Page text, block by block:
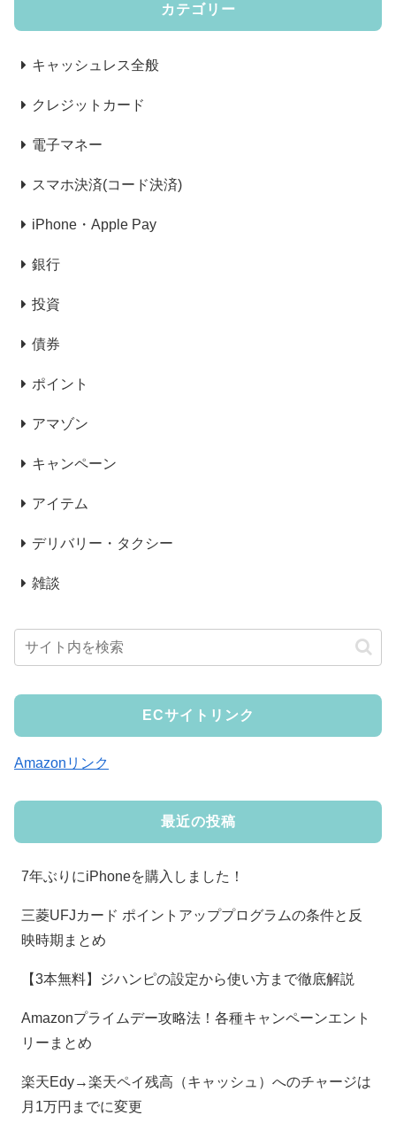
カテゴリー
キャッシュレス全般
クレジットカード
電子マネー
スマホ決済(コード決済)
iPhone・Apple Pay
銀行
投資
債券
ポイント
アマゾン
キャンペーン
アイテム
デリバリー・タクシー
雑談
ECサイトリンク
Amazonリンク
最近の投稿
7年ぶりにiPhoneを購入しました！
三菱UFJカード ポイントアッププログラムの条件と反
映時期まとめ
【3本無料】ジハンピの設定から使い方まで徹底解説
Amazonプライムデー攻略法！各種キャンペーンエント
リーまとめ
楽天Edy→楽天ペイ残高（キャッシュ）へのチャージは
月1万円までに変更